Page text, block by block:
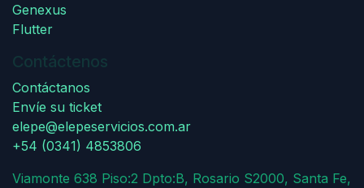
Genexus
Flutter
Contáctenos
Contáctanos
Envíe su ticket
elepe@elepeservicios.com.ar
+54 (0341) 4853806
Viamonte 638 Piso:2 Dpto:B, Rosario S2000, Santa Fe,